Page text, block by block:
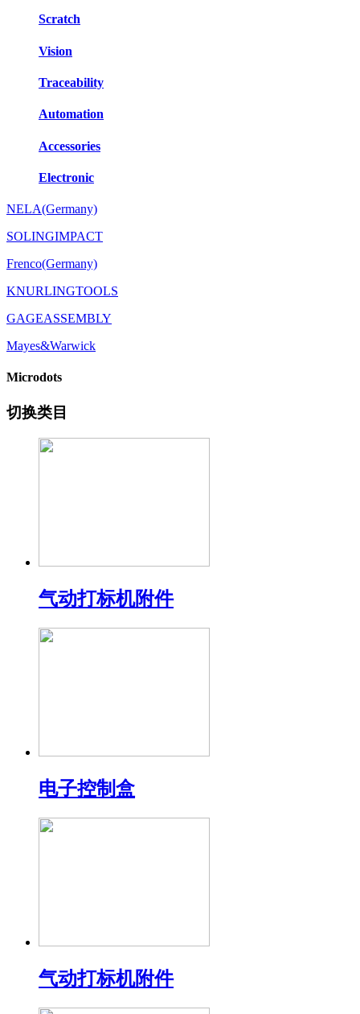
Scratch
Vision
Traceability
Automation
Accessories
Electronic
NELA(Germany)
SOLINGIMPACT
Frenco(Germany)
KNURLINGTOOLS
GAGEASSEMBLY
Mayes&Warwick
Microdots
切换类目
气动打标机附件
电子控制盒
气动打标机附件